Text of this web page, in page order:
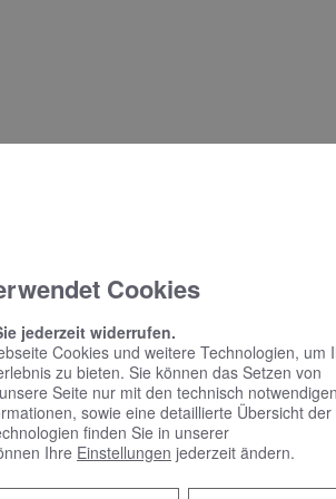
PHÖNIX –
Cookies
jederzeit widerrufen.
Cookies und weitere Technologien, um
zu bieten. Sie können das Setzen von
Seite nur mit den technisch notwendigen
sowie eine detaillierte Übersicht der
finden Sie in unserer
Ihre Einstellungen jederzeit ändern.